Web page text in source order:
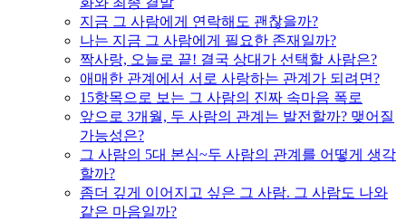
지금 그 사람에게 연락해도 괜찮을까?
나는 지금 그 사람에게 필요한 존재일까?
짝사랑, 오늘로 끝! 결국 상대가 선택할 사람은?
애매한 관계에서 서로 사랑하는 관계가 되려면?
15항목으로 보는 그 사람의 진짜 속마음 폭로
앞으로 3개월, 두 사람의 관계는 발전할까? 맺어질
가능성은?
그 사람의 5대 본심~두 사람의 관계를 어떻게 생각
할까?
좀더 깊게 이어지고 싶은 그 사람. 그 사람도 나와
같은 마음일까?